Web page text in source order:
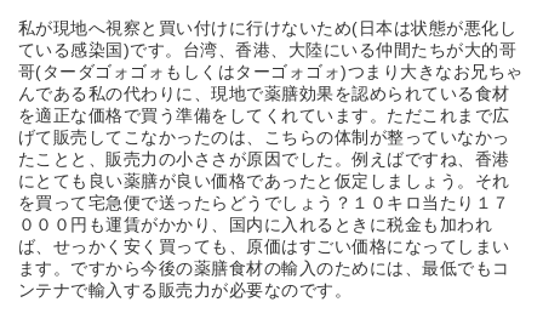
私が現地へ視察と買い付けに行けないため(日本は状態が悪化し
ている感染国)です。台湾、香港、大陸にいる仲間たちが大的哥
哥(ターダゴォゴォもしくはターゴォゴォ)つまり大きなお兄ちゃ
んである私の代わりに、現地で薬膳効果を認められている食材
を適正な価格で買う準備をしてくれています。ただこれまで広
げて販売してこなかったのは、こちらの体制が整っていなかっ
たことと、販売力の小ささが原因でした。例えばですね、香港
にとても良い薬膳が良い価格であったと仮定しましょう。それ
を買って宅急便で送ったらどうでしょう？１０キロ当たり１７
０００円も運賃がかかり、国内に入れるときに税金も加われ
ば、せっかく安く買っても、原価はすごい価格になってしまい
ます。ですから今後の薬膳食材の輸入のためには、最低でもコ
ンテナで輸入する販売力が必要なのです。